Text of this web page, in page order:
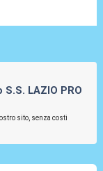
LAZIO PRO
sito, senza costi